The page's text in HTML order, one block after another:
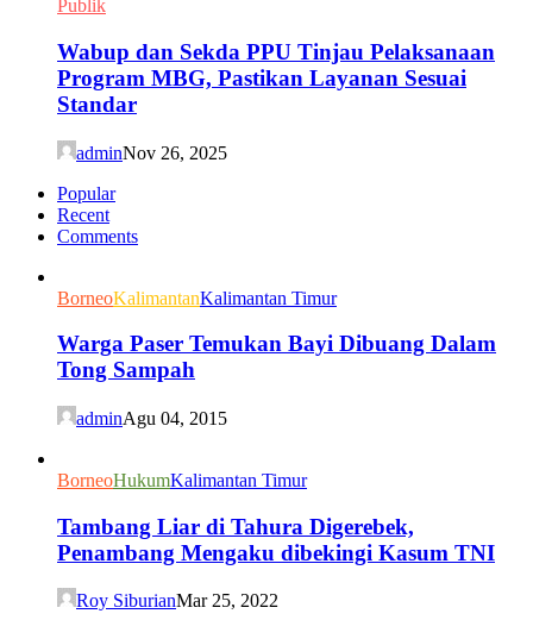
Publik
Wabup dan Sekda PPU Tinjau Pelaksanaan
Program MBG, Pastikan Layanan Sesuai
Standar
adminNov 26, 2025
Popular
Recent
Comments
BorneoKalimantanKalimantan Timur
Warga Paser Temukan Bayi Dibuang Dalam
Tong Sampah
adminAgu 04, 2015
BorneoHukumKalimantan Timur
Tambang Liar di Tahura Digerebek,
Penambang Mengaku dibekingi Kasum TNI
Roy SiburianMar 25, 2022